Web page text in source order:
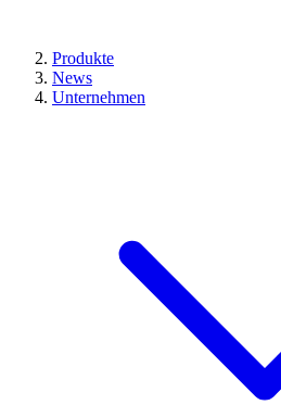
Produkte
News
Unternehmen